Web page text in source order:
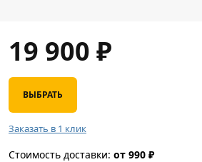
19 900 ₽
ВЫБРАТЬ
Заказать в 1 клик
Стоимость доставки: от 990 ₽